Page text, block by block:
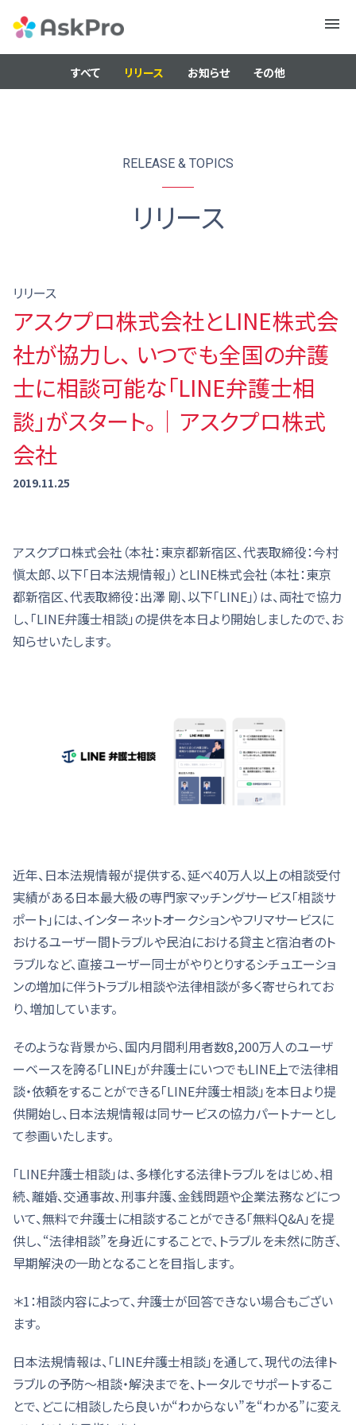
メニュ
すべて リリース お知らせ その他
RELEASE & TOPICS
リリース
リリース
アスクプロ株式会社とLINE株式会
社が協力し、 いつでも全国の弁護
士に相談可能な「LINE弁護士相
談」がスタート。｜アスクプロ株式
会社
2019.11.25
アスクプロ株式会社（本社：東京都新宿区、代表取締役：今村
愼太郎、以下「日本法規情報」）とLINE株式会社（本社：東京
都新宿区、代表取締役：出澤 剛、以下「LINE」）は、両社で協力
し、「LINE弁護士相談」の提供を本日より開始しましたので、お
知らせいたします。
近年、日本法規情報が提供する、延べ40万人以上の相談受付
実績がある日本最大級の専門家マッチングサービス「相談サ
ポート」には、インターネットオークションやフリマサービスに
おけるユーザー間トラブルや民泊における貸主と宿泊者のト
ラブルなど、直接ユーザー同士がやりとりするシチュエーショ
ンの増加に伴うトラブル相談や法律相談が多く寄せられてお
り、増加しています。
そのような背景から、国内月間利用者数8,200万人のユーザ
ーベースを誇る「LINE」が弁護士にいつでもLINE上で法律相
談・依頼をすることができる「LINE弁護士相談」を本日より提
供開始し、日本法規情報は同サービスの協力パートナーとし
て参画いたします。
「LINE弁護士相談」は、多様化する法律トラブルをはじめ、相
続、離婚、交通事故、刑事弁護、金銭問題や企業法務などにつ
いて、無料で弁護士に相談することができる「無料Q&A」を提
供し、“法律相談”を身近にすることで、トラブルを未然に防ぎ、
早期解決の一助となることを目指します。
＊1：相談内容によって、弁護士が回答できない場合もござい
ます。
日本法規情報は、「LINE弁護士相談」を通して、現代の法律ト
ラブルの予防～相談・解決までを、トータルでサポートするこ
とで、どこに相談したら良いか“わからない”を“わかる”に変え